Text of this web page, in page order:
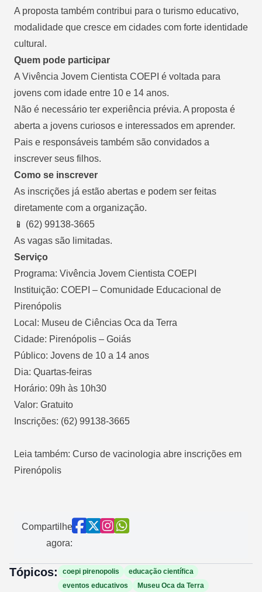
A proposta também contribui para o turismo educativo,
modalidade que cresce em cidades com forte identidade
cultural.
Quem pode participar
A Vivência Jovem Cientista COEPI é voltada para
jovens com idade entre 10 e 14 anos.
Não é necessário ter experiência prévia. A proposta é
aberta a jovens curiosos e interessados em aprender.
Pais e responsáveis também são convidados a
inscrever seus filhos.
Como se inscrever
As inscrições já estão abertas e podem ser feitas
diretamente com a organização.
📱
(62) 99138-3665
As vagas são limitadas.
Serviço
Programa: Vivência Jovem Cientista COEPI
Instituição: COEPI – Comunidade Educacional de
Pirenópolis
Local: Museu de Ciências Oca da Terra
Cidade: Pirenópolis – Goiás
Público: Jovens de 10 a 14 anos
Dia: Quartas-feiras
Horário: 09h às 10h30
Valor: Gratuito
Inscrições: (62) 99138-3665
Leia também: Curso de vacinologia abre inscrições em
Pirenópolis
Compartilhe
agora:
Tópicos: coepi pirenopolis
educação científica
eventos educativos
Museu Oca da Terra